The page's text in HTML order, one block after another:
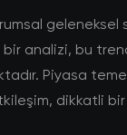
geleneksel
analizi, bu
Piyasa
dikkatli